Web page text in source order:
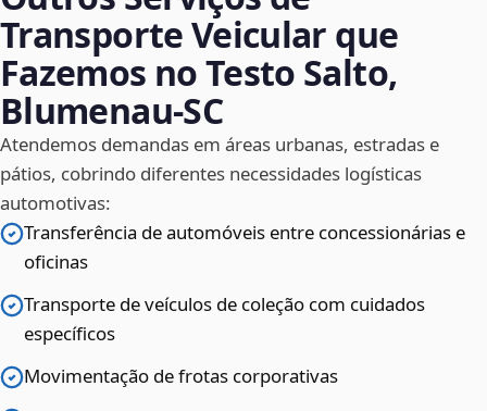
Transporte Veicular que
Fazemos no Testo Salto,
Blumenau‑SC
Atendemos demandas em áreas urbanas, estradas e
pátios, cobrindo diferentes necessidades logísticas
automotivas:
Transferência de automóveis entre concessionárias e
oficinas
Transporte de veículos de coleção com cuidados
específicos
Movimentação de frotas corporativas